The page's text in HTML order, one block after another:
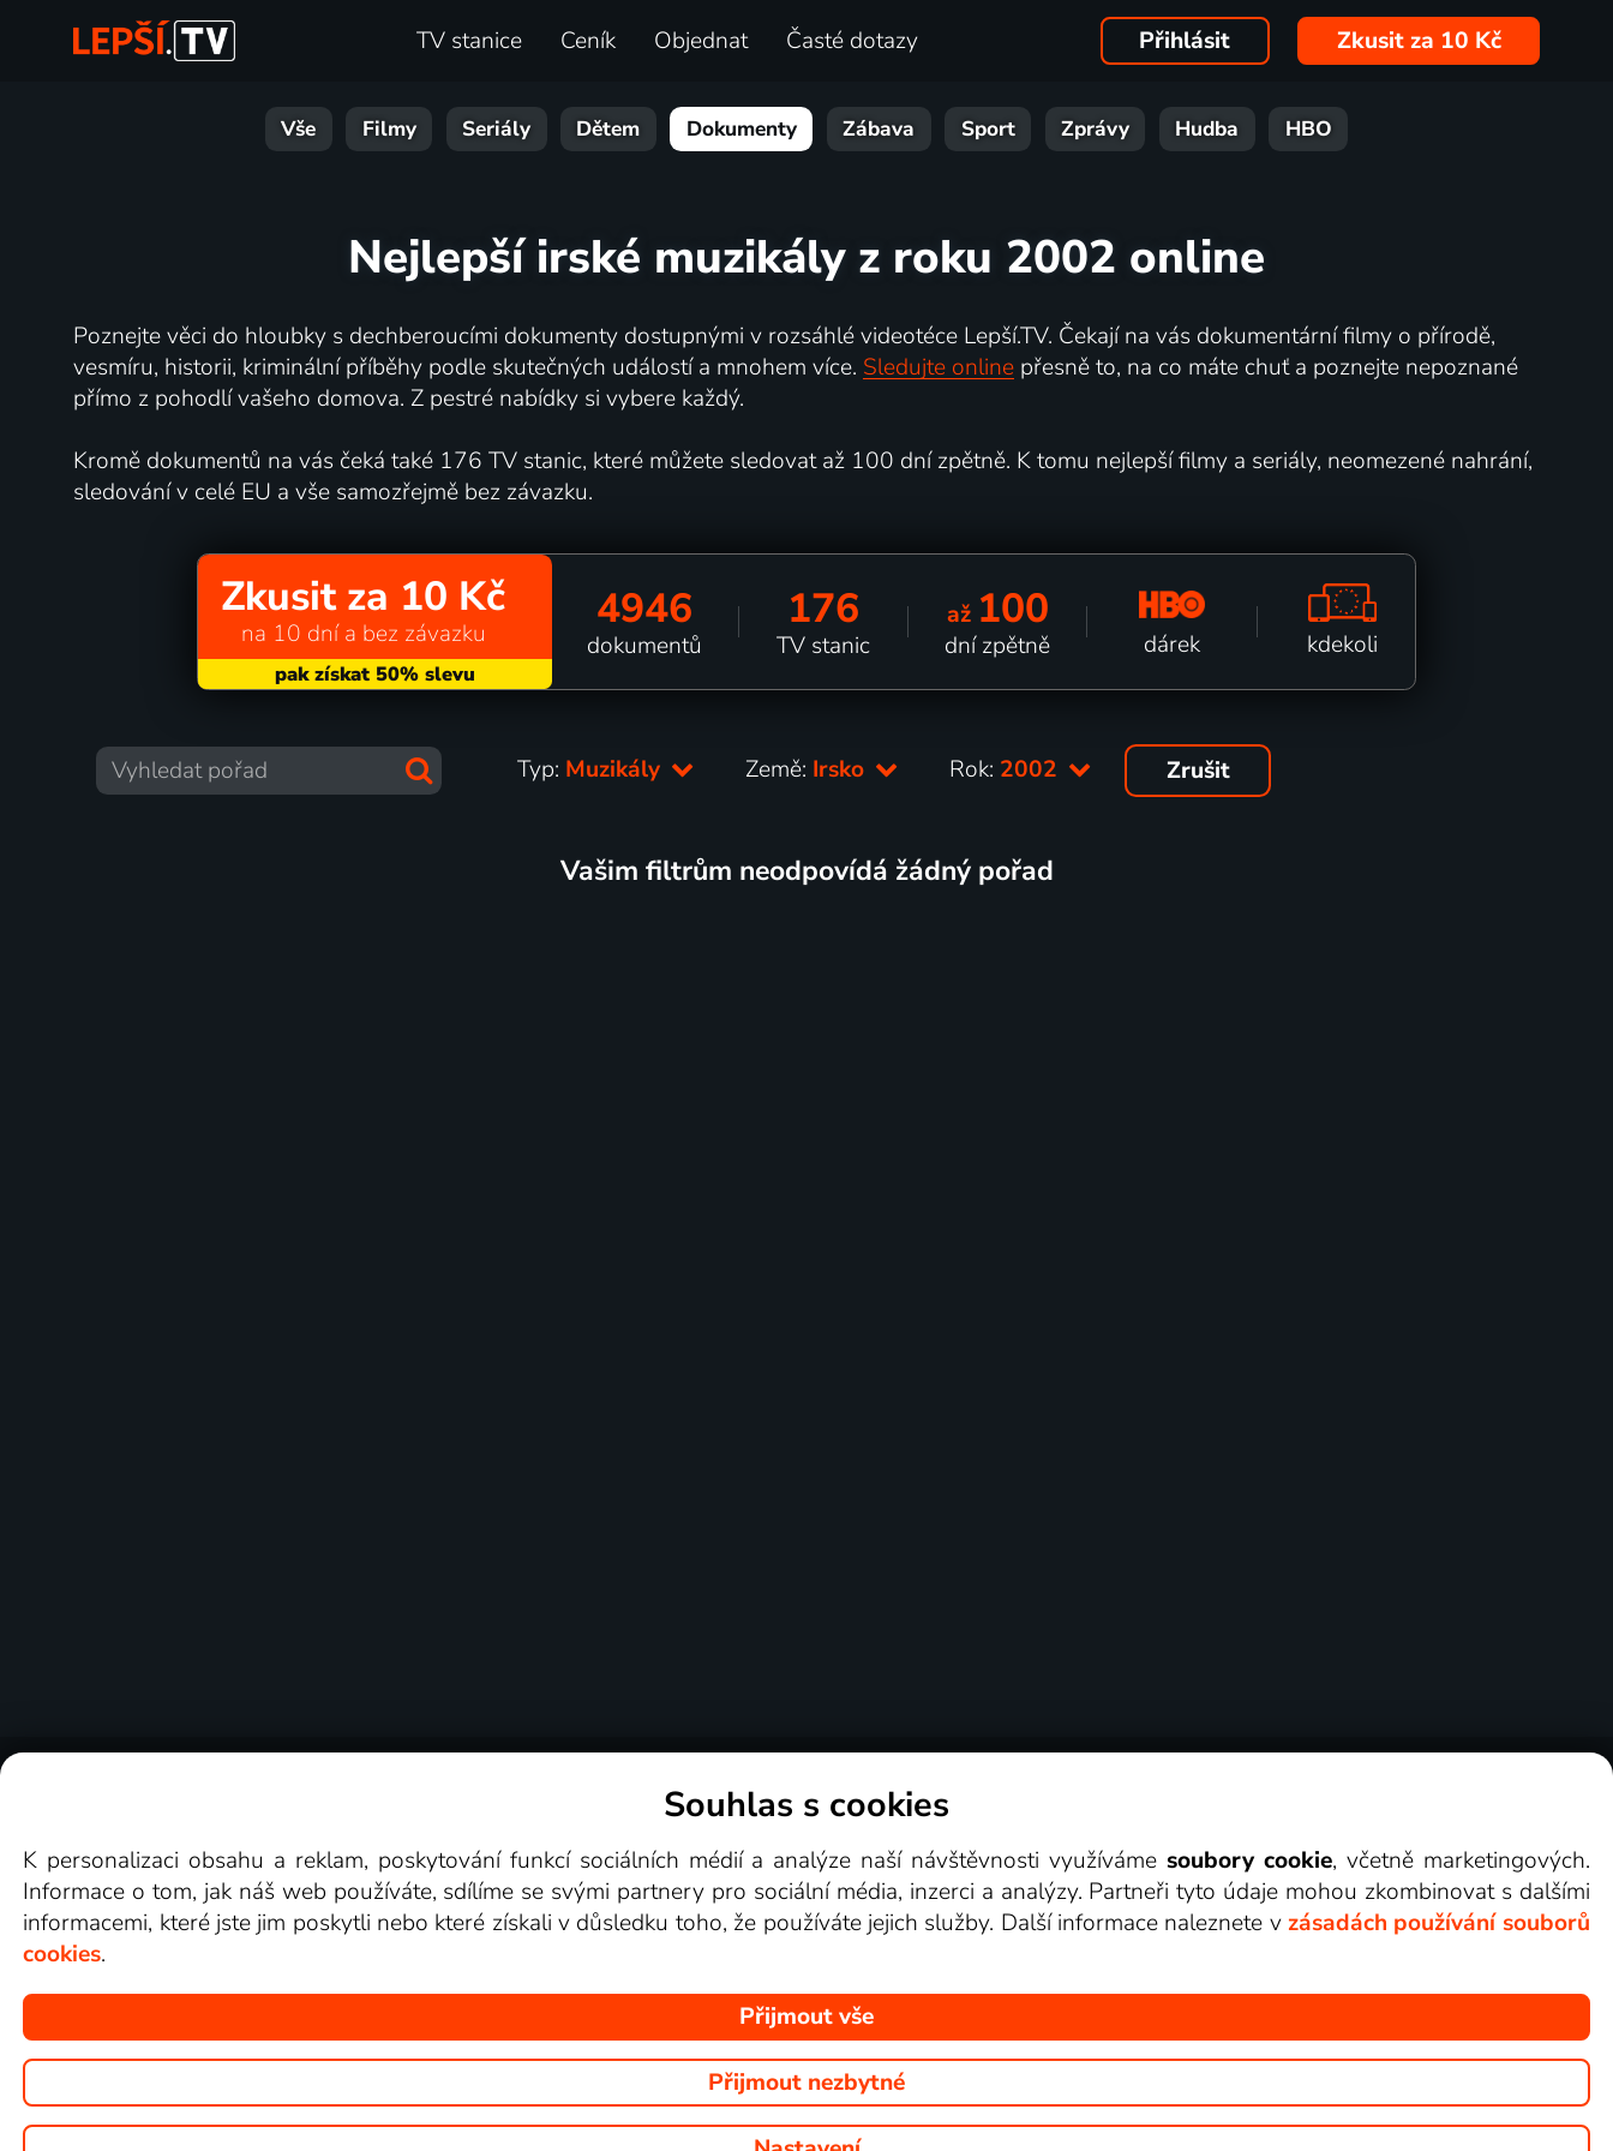
TV stanice Ceník Objednat Časté dotazy Přihlásit Zkusit za 10 Kč
Vše Filmy Seriály Dětem Dokumenty Zábava Sport Zprávy Hudba HBO
Nejlepší irské muzikály z roku 2002 online
Poznejte věci do hloubky s dechberoucími dokumenty dostupnými v rozsáhlé videotéce Lepší.TV. Čekají na vás dokumentární filmy o přírodě,
vesmíru, historii, kriminální příběhy podle skutečných událostí a mnohem více. Sledujte onlinepřesně to, na co máte chuť a poznejte nepoznané
přímo z pohodlí vašeho domova. Z pestré nabídky si vybere každý.
Kromě dokumentů na vás čeká také 176 TV stanic, které můžete sledovat až 100 dní zpětně. K tomu nejlepší filmy a seriály, neomezené nahrání,
sledování v celé EU a vše samozřejmě bez závazku.
Zkusit za 10 Kč
na 10 dní a bez závazku 4946
dokumentů
176
TV stanic
až 100
dní zpětně dárek kdekoli
Typ: Muzikály Země: Irsko Rok: 2002 Zrušit
Vašim filtrům neodpovídá žádný pořad
Videotéka
Copyright © goNET s.r.o. Na tomto webu jsou zobrazovány obrázky z pořadů TV stanic, které můžete sledovat v Lepší.TV.
Souhlas s cookies
K personalizaci obsahu a reklam, poskytování funkcí sociálních médií a analýze naší návštěvnosti využívámesoubory cookie, včetně marketingových.
Informace o tom, jak náš web používáte, sdílíme se svými partnery pro sociální média, inzerci a analýzy. Partneři tyto údaje mohou zkombinovat s dalšími
informacemi, které jste jim poskytli nebo které získali v důsledku toho, že používáte jejich služby. Další informace naleznete v zásadách používání souborů
cookies.
Přijmout vše
Přijmout nezbytné